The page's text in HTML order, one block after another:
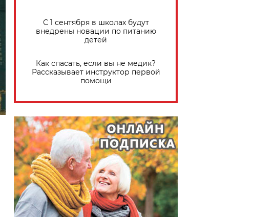
С 1 сентября в школах будут
внедрены новации по питанию
детей
Как спасать, если вы не медик?
Рассказывает инструктор первой
помощи